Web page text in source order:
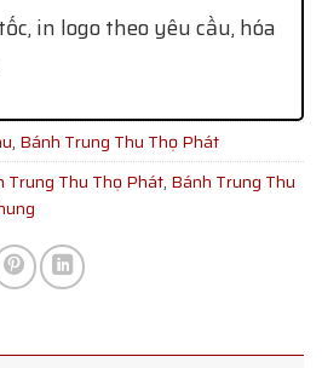
in logo theo yêu cầu, hóa
, Bánh Trung Thu Thọ Phát
Trung Thu Thọ Phát, Bánh Trung Thu